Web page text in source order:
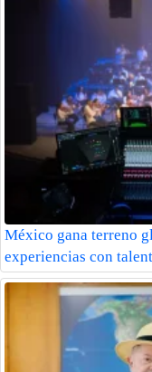
México gana terreno
experiencias con